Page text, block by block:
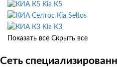
Kia K5
Kia Seltos
Kia K3
Показать все Скрыть все
Сеть